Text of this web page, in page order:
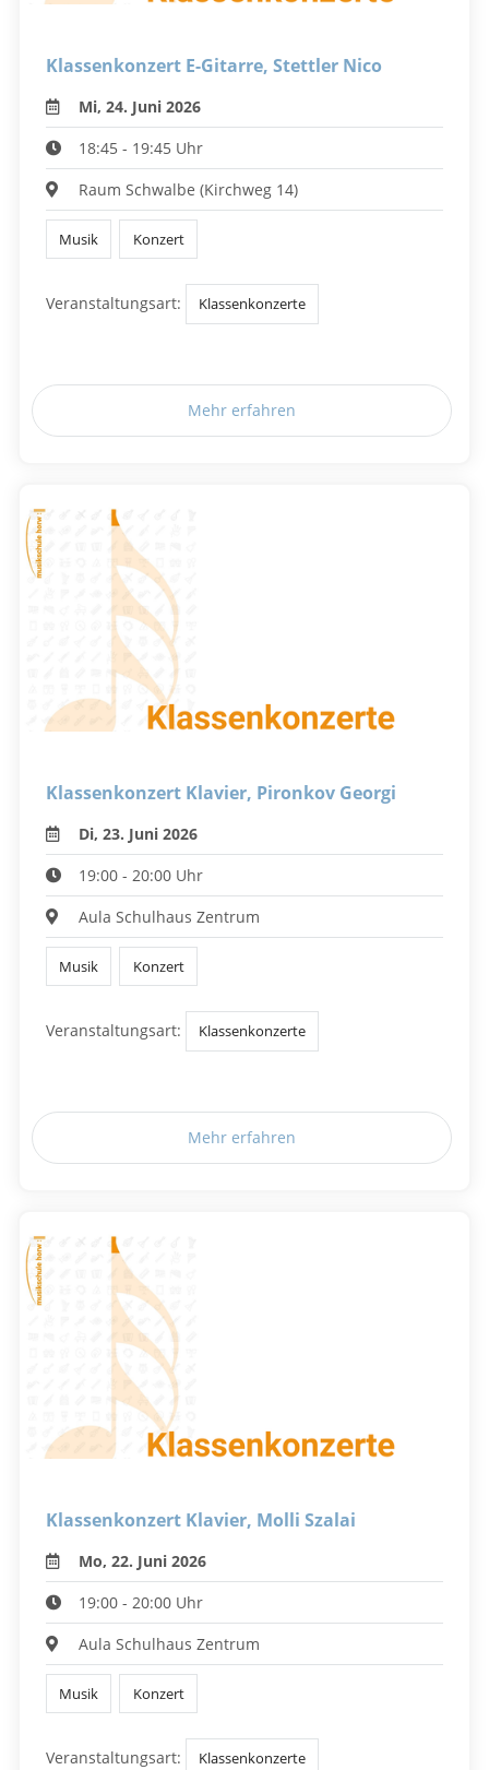
Klassenkonzert E-Gitarre, Stettler Nico
Mi, 24. Juni 2026
18:45 - 19:45 Uhr
Raum Schwalbe (Kirchweg 14)
Musik Konzert
Veranstaltungsart: Klassenkonzerte
Mehr erfahren
Klassenkonzert Klavier, Pironkov Georgi
Di, 23. Juni 2026
19:00 - 20:00 Uhr
Aula Schulhaus Zentrum
Musik Konzert
Veranstaltungsart: Klassenkonzerte
Mehr erfahren
Klassenkonzert Klavier, Molli Szalai
Mo, 22. Juni 2026
19:00 - 20:00 Uhr
Aula Schulhaus Zentrum
Musik Konzert
Veranstaltungsart: Klassenkonzerte